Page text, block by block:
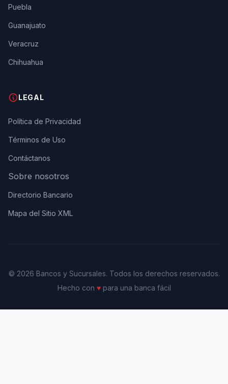
Puebla
Guanajuato
Veracruz
Chihuahua
LEGAL
Política de Privacidad
Términos de Uso
Contáctanos
Sobre nosotros
Directorio Bancario
Mapa del Sitio XML
© 2026 Bancos y Sucursales. Todos los derechos reservados.
Hecho con ♥para una banca fácil